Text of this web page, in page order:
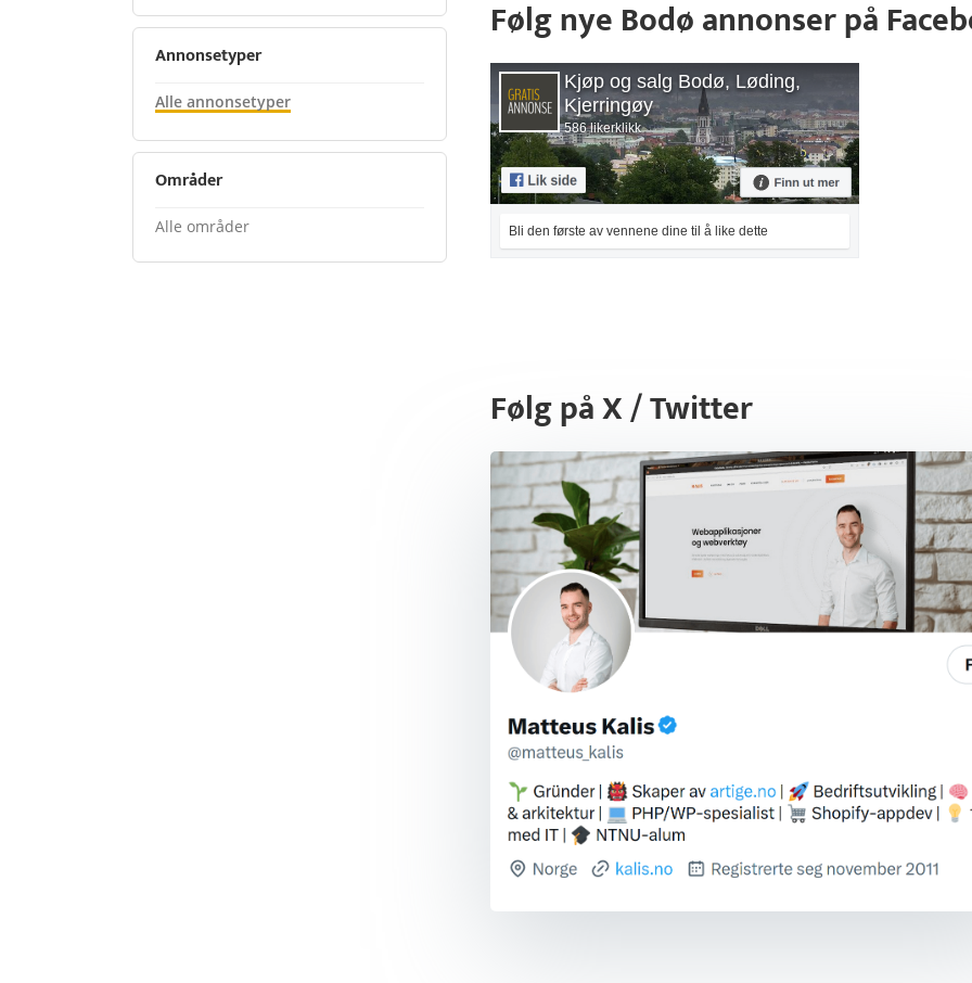
Annonsetyper
Alle annonsetyper
Områder
Alle områder
Følg nye Bodø annonser på
Kjøp og salg Bodø, Løding,
Kjerringøy
586 likerklikk
Bli den første av vennene dine til å like dette
Følg på X / Twitter